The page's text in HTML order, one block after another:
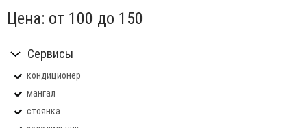
Цена: от 100 до 150
Сервисы
кондиционер
мангал
стоянка